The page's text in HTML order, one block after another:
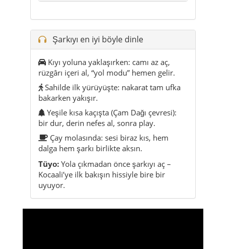
Şarkıyı en iyi böyle dinle
Kıyı yoluna yaklaşırken: camı az aç,
rüzgârı içeri al, “yol modu” hemen gelir.
Sahilde ilk yürüyüşte: nakarat tam ufka
bakarken yakışır.
Yeşile kısa kaçışta (Çam Dağı çevresi):
bir dur, derin nefes al, sonra play.
Çay molasında: sesi biraz kıs, hem
dalga hem şarkı birlikte aksın.
Tüyо: Yola çıkmadan önce şarkıyı aç –
Kocaali’ye ilk bakışın hissiyle bire bir
uyuyor.